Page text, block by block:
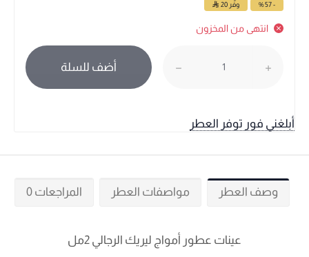
- 57 % وفّر 20
انتهى من المخزون
أضف للسلة
أبلغني فور توفر العطر
وصف العطر مواصفات العطر المراجعات 0
عينات عطور أمواج ليريك الرجالي 2مل